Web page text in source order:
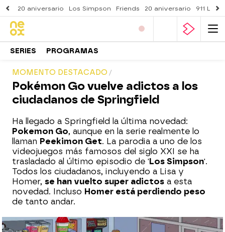
20 aniversario Los Simpson Friends 20 aniversario 911
SERIES PROGRAMAS
MOMENTO DESTACADO
Pokémon Go vuelve adictos a los
ciudadanos de Springfield
Ha llegado a Springfield la última novedad:
Pokemon Go, aunque en la serie realmente lo
llaman Peekimon Get. La parodia a uno de los
videojuegos más famosos del siglo XXI se ha
trasladado al último episodio de 'Los Simpson'.
Todos los ciudadanos, incluyendo a Lisa y
Homer, se han vuelto super adictos a esta
novedad. Incluso Homer está perdiendo peso
de tanto andar.